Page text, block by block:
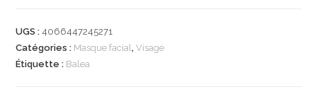
Honig,
UGS :4066447245271
Catégories : Masque facial,Visage
Étiquette : Balea